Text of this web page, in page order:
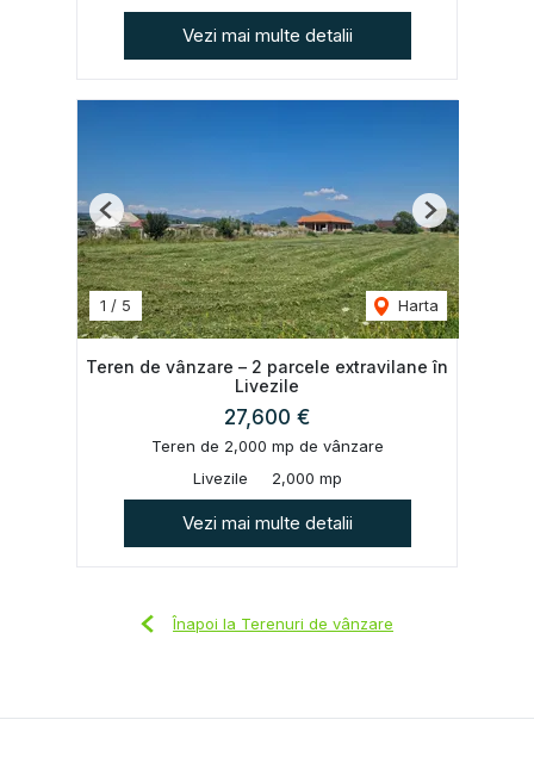
Vezi mai multe detalii
1 / 5 Harta
Previous Next
Teren de vânzare – 2 parcele extravilane în
Livezile
27,600 €
Teren de 2,000 mp de vânzare
Livezile
2,000 mp
Vezi mai multe detalii
Înapoi la Terenuri de vânzare